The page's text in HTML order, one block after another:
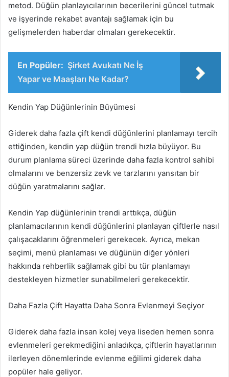
metod. Düğün planlayıcılarının becerilerini güncel tutmak
ve işyerinde rekabet avantajı sağlamak için bu
gelişmelerden haberdar olmaları gerekecektir.
En Popüler: Şirket Avukatı Ne İş
Yapar ve Maaşları Ne Kadar?
Kendin Yap Düğünlerinin Büyümesi
Giderek daha fazla çift kendi düğünlerini planlamayı tercih
ettiğinden, kendin yap düğün trendi hızla büyüyor. Bu
durum planlama süreci üzerinde daha fazla kontrol sahibi
olmalarını ve benzersiz zevk ve tarzlarını yansıtan bir
düğün yaratmalarını sağlar.
Kendin Yap düğünlerinin trendi arttıkça, düğün
planlamacılarının kendi düğünlerini planlayan çiftlerle nasıl
çalışacaklarını öğrenmeleri gerekecek. Ayrıca, mekan
seçimi, menü planlaması ve düğünün diğer yönleri
hakkında rehberlik sağlamak gibi bu tür planlamayı
destekleyen hizmetler sunabilmeleri gerekecektir.
Daha Fazla Çift Hayatta Daha Sonra Evlenmeyi Seçiyor
Giderek daha fazla insan kolej veya liseden hemen sonra
evlenmeleri gerekmediğini anladıkça, çiftlerin hayatlarının
ilerleyen dönemlerinde evlenme eğilimi giderek daha
popüler hale geliyor.